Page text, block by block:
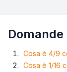
Cosa è 4/9
Cosa è 1/16